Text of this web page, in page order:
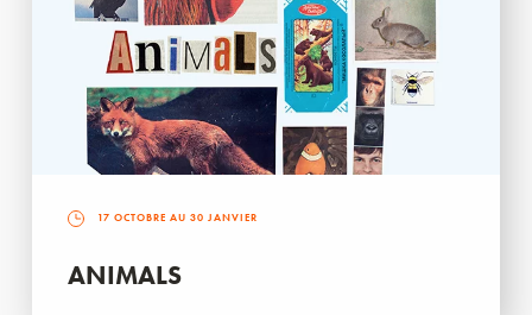
17 OCTOBRE AU 30 JANVIER
ANIMALS